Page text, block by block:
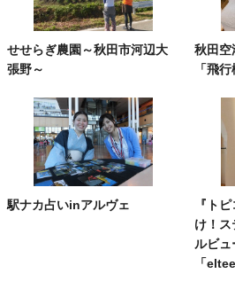
せせらぎ農園～秋田市河辺大
張野～
秋田空
「飛
駅ナカ占いinアルヴェ
『ト
け！
ルビュ
「